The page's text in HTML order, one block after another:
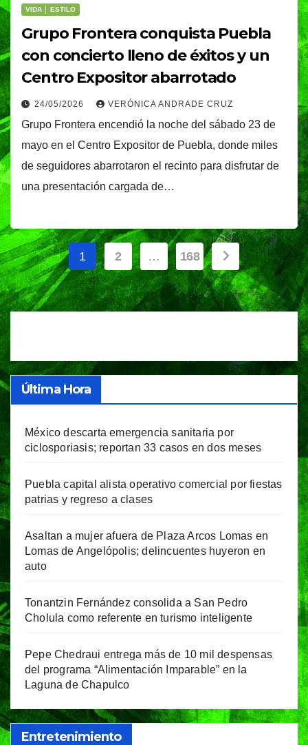
VIDA │ ESTILO
Grupo Frontera conquista Puebla
con concierto lleno de éxitos y un
Centro Expositor abarrotado
24/05/2026 VERÓNICA ANDRADE CRUZ
Grupo Frontera encendió la noche del sábado 23 de
mayo en el Centro Expositor de Puebla, donde miles
de seguidores abarrotaron el recinto para disfrutar de
una presentación cargada de…
Paginación
de
entradas
1 2 … 168
Última Hora
México descarta emergencia sanitaria por
ciclosporiasis; reportan 33 casos en dos meses
Puebla capital alista operativo comercial por fiestas
patrias y regreso a clases
Asaltan a mujer afuera de Plaza Arcos Lomas en
Lomas de Angelópolis; delincuentes huyeron en
auto
Tonantzin Fernández consolida a San Pedro
Cholula como referente en turismo inteligente
Pepe Chedraui entrega más de 10 mil despensas
del programa “Alimentación Imparable” en la
Laguna de Chapulco
Entretenimiento